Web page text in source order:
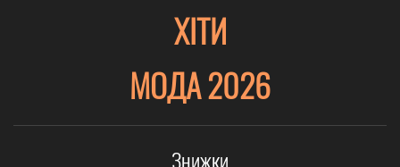
ХІТИ
МОДА 2026
Знижки